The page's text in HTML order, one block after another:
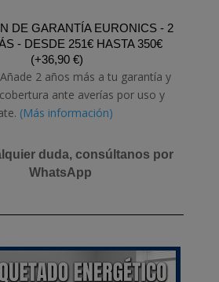
DE GARANTÍA EURONICS - 2
- DESDE 251€ HASTA 350€
(+36,90 €)
2 años más a tu garantía y
ante averías por uso y
(Más información)
duda, consúltanos por
WhatsApp